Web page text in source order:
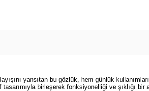
yansıtan bu gözlük, hem günlük
birleşerek fonksiyonelliği ve şıklığı bir